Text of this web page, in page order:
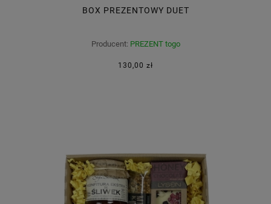
BOX PREZENTOWY DUET
Producent: PREZENT togo
130,00 zł